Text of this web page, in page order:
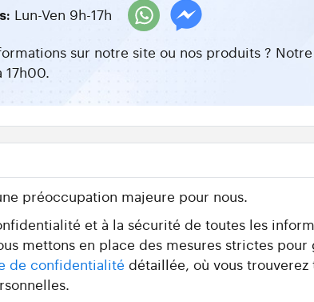
Lun-Ven 9h-17h
sur notre site ou nos produits ?
préoccupation majeure pour nous.
et à la sécurité de toutes les
mettons en place des mesures strictes
de confidentialité détaillée, où vous